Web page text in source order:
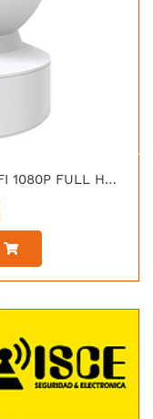
[TAPO C202] TP-LINK CAMARA WIFI 1080P FULL HD 512G TIPO PTZ PUERTO RJ45